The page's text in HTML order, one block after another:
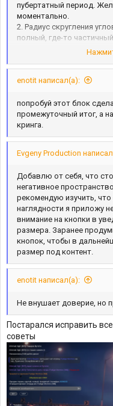
пубертатный период.
моментально.
2. Радиус скругления
полный, где-то
Придерживайся одной
3. Есть ощущение, что в
другого дизайна или
сильно выше качеством,
спидометр сделан
поворотников в нем уже
то спидометр, и
enotit написал(а):
попробуй этот блок
промежуточный итог, а
кринга.
Evgeny Production
Добавлю от себя, что
негативное
рекомендую изучить,
наглядности я приложу
внимание на кнопки в
размера. Заранее
кнопок, чтобы в
размер под контент.
enotit написал(а):
Не внушает доверие, но
Постарался исправить
советы